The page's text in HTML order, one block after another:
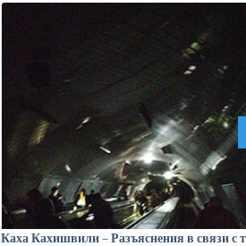
Каха Кахишвили – Разъяснения в связи с